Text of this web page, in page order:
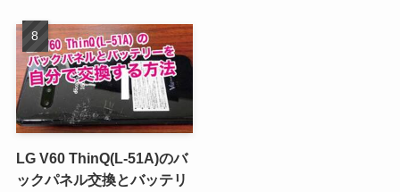
LG V60 ThinQ(L-51A)のバ
ックパネル交換とバッテリ